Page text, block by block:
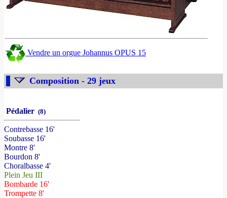
Vendre un orgue Johannus OPUS 15
Composition - 29 jeux
Pédalier (8)
Contrebasse 16'
Soubasse 16'
Montre 8'
Bourdon 8'
Choralbasse 4'
Plein Jeu III
Bombarde 16'
Trompette 8'